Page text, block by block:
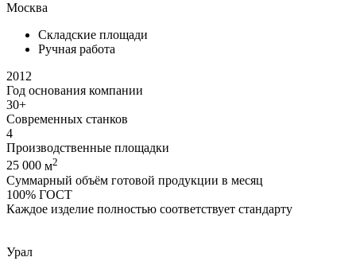
Москва
Складские площади
Ручная работа
2012
Год основания компании
30+
Современных станков
4
Производственные площадки
25 000 м2
Суммарный объём готовой продукции в месяц
100% ГОСТ
Каждое изделие полностью соответствует стандарту
Урал